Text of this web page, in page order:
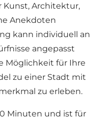
Kunst, Architektur,
Anekdoten
kann individuell an
angepasst
Möglichkeit für Ihre
zu einer Stadt mit
zu erleben.
Minuten und ist für